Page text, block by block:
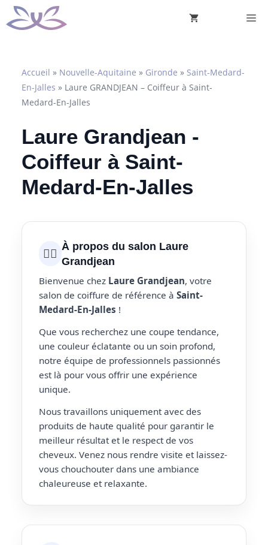
Aller
au
Accueil » Nouvelle-Aquitaine » Gironde » Saint-Medard-
En-Jalles » Laure GRANDJEAN – Coiffeur à Saint-
Medard-En-Jalles
Laure Grandjean -
Coiffeur à Saint-
Medard-En-Jalles
💇‍♀️ À propos du salon Laure
Grandjean
Bienvenue chez Laure Grandjean, votre
salon de coiffure de référence à Saint-
Medard-En-Jalles !
Que vous recherchez une coupe tendance,
une couleur éclatante ou un soin profond,
notre équipe de professionnels passionnés
est là pour vous offrir une expérience
unique.
Nous travaillons uniquement avec des
produits de haute qualité pour garantir le
meilleur résultat et le respect de vos
cheveux. Venez nous rendre visite et laissez-
vous chouchouter dans une ambiance
chaleureuse et relaxante.